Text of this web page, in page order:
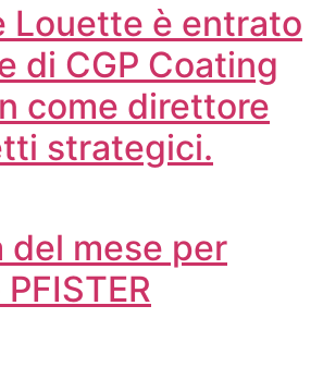
Louette è entrato
di CGP Coating
come direttore
strategici.
del mese per